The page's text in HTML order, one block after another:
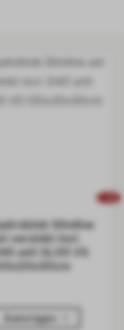
Slimline
verzinkt incl.
unit SL55 VS
Aanvragen